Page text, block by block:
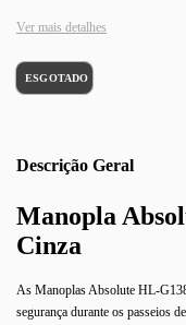
Ver mais detalhes
Descrição
Manopla
Cinza
As Manoplas Absolute HL-
segurança durante os passeios